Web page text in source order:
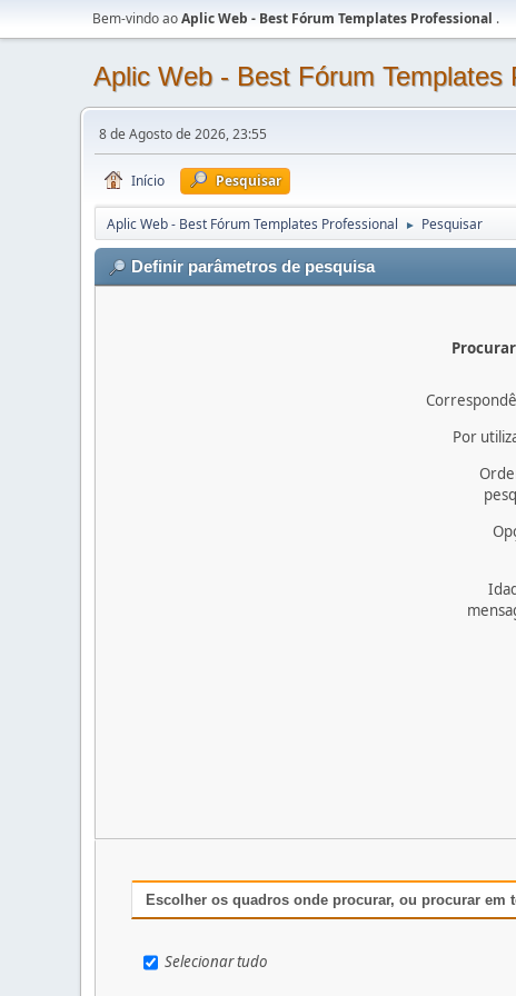
Bem-vindo aoAplic Web - Best Fórum Templates Professional .
Aplic Web - Best Fórum Templates
8 de Agosto de 2026, 23:55
Início Pesquisar
Aplic Web - Best Fórum Templates Professional ► Pesquisar
Definir parâmetros de pesquisa
Por
Escolher os quadros onde procurar, ou procurar em
Selecionar tudo